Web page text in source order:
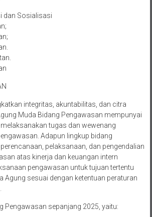
dan Sosialisasi
integritas, akuntabilitas, dan citra
Muda Bidang Pengawasan mempunyai
tugas dan wewenang
Adapun lingkup bidang
pelaksanaan, dan pengendalian
atas kinerja dan keuangan intern
pengawasan untuk tujuan tertentu
Agung sesuai dengan ketentuan peraturan
Pengawasan sepanjang 2025, yaitu: